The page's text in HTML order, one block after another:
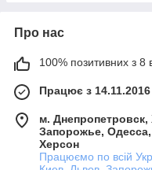
Про нас
100% позитивних з 8
Працює з 14.11.2016
м.
Запорожье,
Херсон
Працюємо по всій